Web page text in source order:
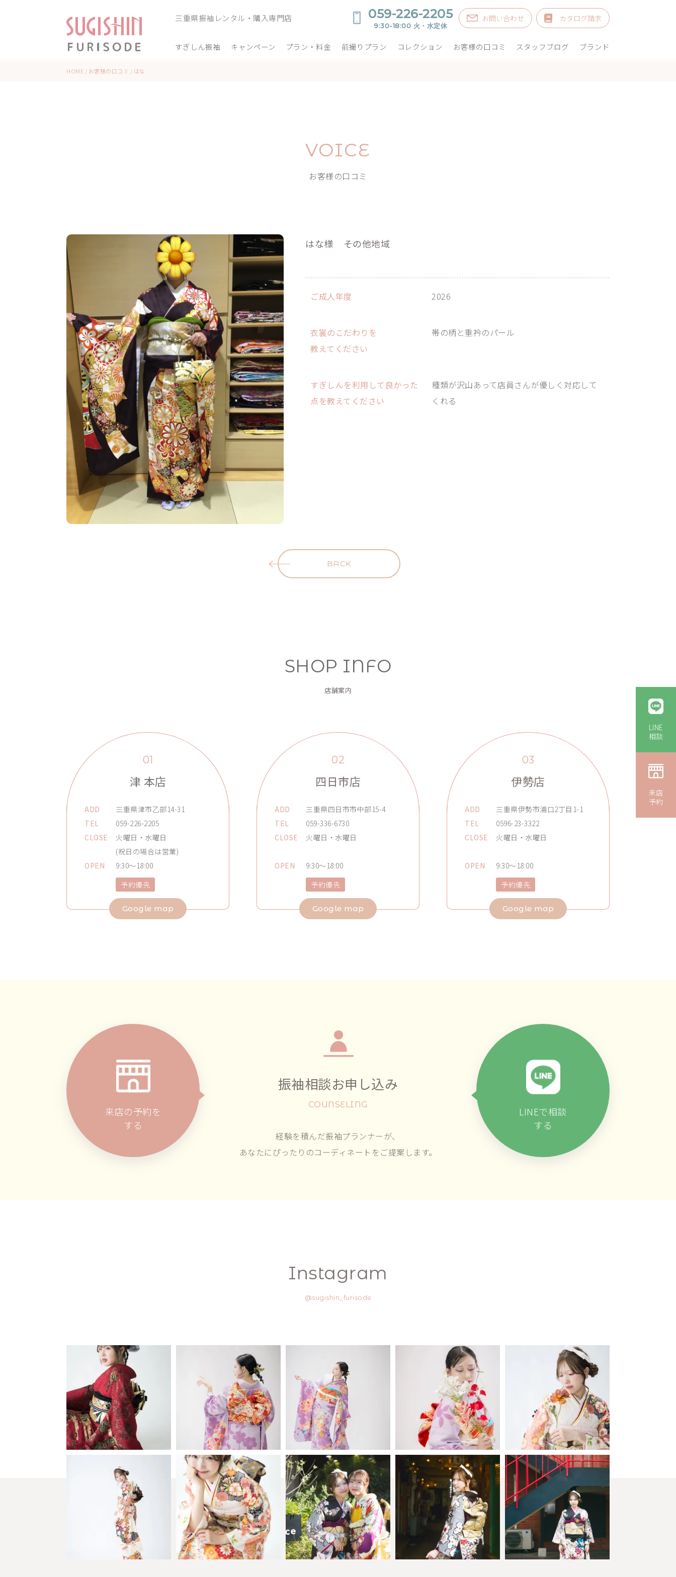
三重県振袖レンタル・購入専門店 059-226-2205
9:30-18:00 火・水定休
お問い合わせ カタログ請求
すぎしん振袖 キャンペーン プラン・料金 前撮りプラン コレクション お客様の口コミ スタッフブログ ブランド
HOME / お客様の口コミ / はな
VOICE
お客様の口コミ
はな様 その他地域
ご成人年度 2026
衣裳のこだわりを
教えてください
帯の柄と重衿のパール
すぎしんを利用して良かった
点を教えてください
種類が沢山あって店員さんが優しく対応して
くれる
BACK
SHOP INFO
店舗案内
01
津 本店
ADD
三重県津市乙部14-31
TEL
059-226-2205
CLOSE
火曜日・水曜日
(祝日の場合は営業)
OPEN
9:30～18:00
予約優先
Google map
02
四日市店
ADD
三重県四日市市中部15-4
TEL
059-336-6730
CLOSE
火曜日・水曜日
OPEN
9:30～18:00
予約優先
Google map
03
伊勢店
ADD
三重県伊勢市浦口2丁目1-1
TEL
0596-23-3322
CLOSE
火曜日・水曜日
OPEN
9:30～18:00
予約優先
Google map
来店の予約を
する
振袖相談お申し込み
COUNSELING
経験を積んだ振袖プランナーが、
あなたにぴったりのコーディネートをご提案します。
LINEで相談
する
Instagram
@sugishin_furisode
LINE
相談
来店
予約